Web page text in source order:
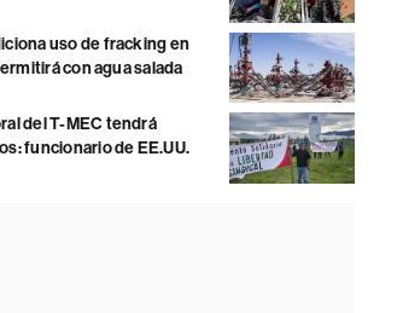
uso de fracking en
con agua salada
del T-MEC tendrá
funcionario de EE.UU.